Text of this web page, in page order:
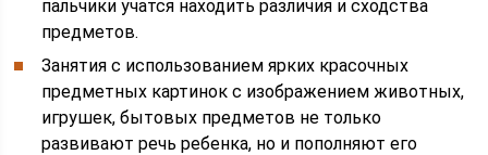
пальчики учатся находить различия и сходства
предметов.
Занятия с использованием ярких красочных
предметных картинок с изображением животных,
игрушек, бытовых предметов не только
развивают речь ребенка, но и пополняют его